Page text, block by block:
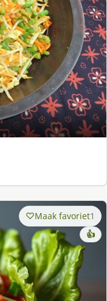
Maak favoriet1
👍